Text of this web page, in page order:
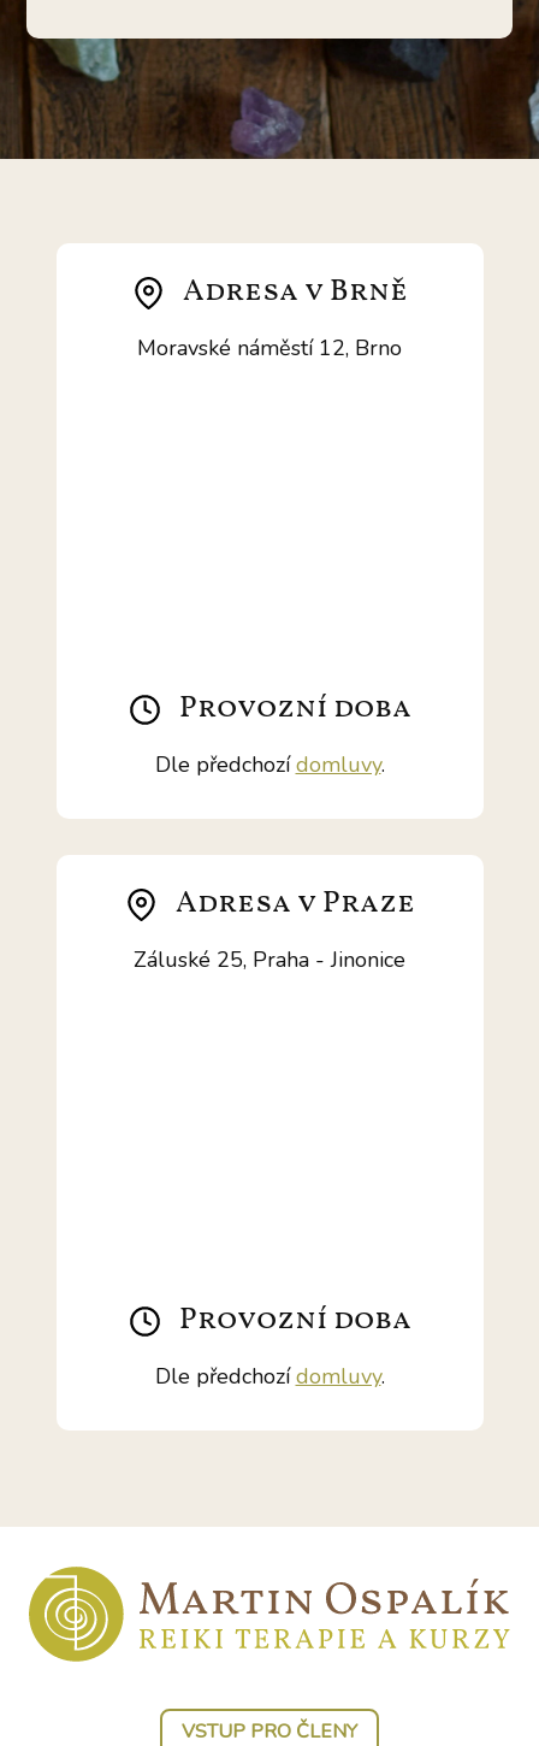
Adresa v Brně
Moravské náměstí 12, Brno
Provozní doba
Dle předchozídomluvy.
Adresa v Praze
Záluské 25, Praha - Jinonice
Provozní doba
Dle předchozídomluvy.
VSTUP PRO ČLENY